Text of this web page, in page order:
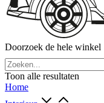
Doorzoek de hele winkel
Toon alle resultaten
Home